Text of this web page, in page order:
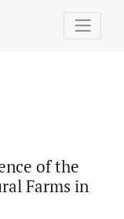
of the
Farms in